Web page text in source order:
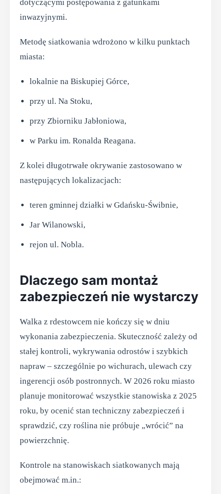
dotyczącymi postępowania z gatunkami
inwazyjnymi.
Metodę siatkowania wdrożono w kilku punktach
miasta:
lokalnie na Biskupiej Górce,
przy ul. Na Stoku,
przy Zbiorniku Jabłoniowa,
w Parku im. Ronalda Reagana.
Z kolei długotrwałe okrywanie zastosowano w
następujących lokalizacjach:
teren gminnej działki w Gdańsku-Świbnie,
Jar Wilanowski,
rejon ul. Nobla.
Dlaczego sam montaż
zabezpieczeń nie wystarczy
Walka z rdestowcem nie kończy się w dniu
wykonania zabezpieczenia. Skuteczność zależy od
stałej kontroli, wykrywania odrostów i szybkich
napraw – szczególnie po wichurach, ulewach czy
ingerencji osób postronnych. W 2026 roku miasto
planuje monitorować wszystkie stanowiska z 2025
roku, by ocenić stan techniczny zabezpieczeń i
sprawdzić, czy roślina nie próbuje „wrócić” na
powierzchnię.
Kontrole na stanowiskach siatkowanych mają
obejmować m.in.: